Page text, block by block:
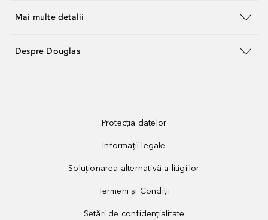
Mai multe detalii
Despre Douglas
Protecția datelor
Informații legale
Soluționarea alternativă a litigiilor
Termeni și Condiții
Setări de confidențialitate